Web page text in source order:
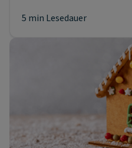
5 min Lesedauer